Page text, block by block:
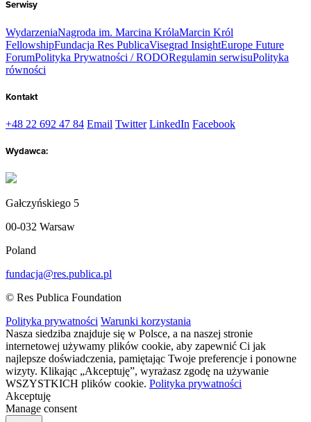
Serwisy
WydarzeniaNagroda im. Marcina KrólaMarcin Król
FellowshipFundacja Res PublicaVisegrad InsightEurope Future
ForumPolityka Prywatności / RODORegulamin serwisuPolityka
równości
Kontakt
+48 22 692 47 84 Email Twitter LinkedIn Facebook
Wydawca:
Gałczyńskiego 5
00-032 Warsaw
Poland
fundacja@res.publica.pl
© Res Publica Foundation
Polityka prywatności Warunki korzystania
Nasza siedziba znajduje się w Polsce, a na naszej stronie
internetowej używamy plików cookie, aby zapewnić Ci jak
najlepsze doświadczenia, pamiętając Twoje preferencje i ponowne
wizyty. Klikając „Akceptuję”, wyrażasz zgodę na używanie
WSZYSTKICH plików cookie. Polityka prywatności
Akceptuję
Manage consent